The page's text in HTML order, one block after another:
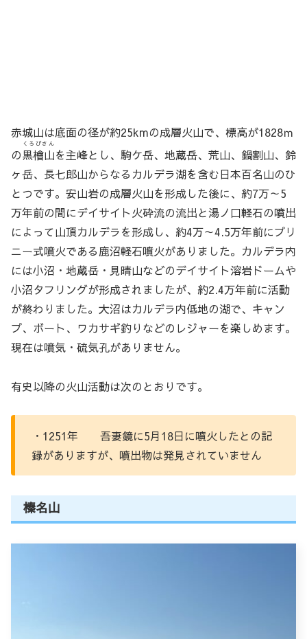
赤城山は底面の径が約25kmの成層火山で、標高が1828ｍ
の黒檜山
くろびさん
を主峰とし、駒ケ岳、地蔵岳、荒山、鍋割山、鈴
ヶ岳、長七郎山からなるカルデラ湖を含む日本百名山のひ
とつです。安山岩の成層火山を形成した後に、約7万～5
万年前の間にデイサイト火砕流の流出と湯ノ口軽石の噴出
によって山頂カルデラを形成し、約4万～4.5万年前にプリ
ニー式噴火である鹿沼軽石噴火がありました。カルデラ内
には小沼・地蔵岳・見晴山などのデイサイト溶岩ドームや
小沼タフリングが形成されましたが、約2.4万年前に活動
が終わりました。大沼はカルデラ内低地の湖で、キャン
プ、ボート、ワカサギ釣りなどのレジャーを楽しめます。
現在は噴気・硫気孔がありません。
有史以降の火山活動は次のとおりです。
・1251年 吾妻鏡に5月18日に噴火したとの記
録がありますが、噴出物は発見されていません
榛名山